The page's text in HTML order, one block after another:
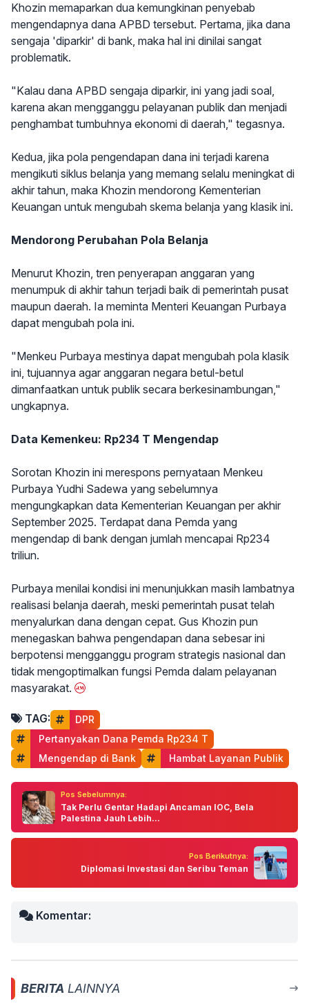
Khozin memaparkan dua kemungkinan penyebab
mengendapnya dana APBD tersebut. Pertama, jika dana
sengaja 'diparkir' di bank, maka hal ini dinilai sangat
problematik.
"Kalau dana APBD sengaja diparkir, ini yang jadi soal,
karena akan mengganggu pelayanan publik dan menjadi
penghambat tumbuhnya ekonomi di daerah," tegasnya.
Kedua, jika pola pengendapan dana ini terjadi karena
mengikuti siklus belanja yang memang selalu meningkat di
akhir tahun, maka Khozin mendorong Kementerian
Keuangan untuk mengubah skema belanja yang klasik ini.
Mendorong Perubahan Pola Belanja
Menurut Khozin, tren penyerapan anggaran yang
menumpuk di akhir tahun terjadi baik di pemerintah pusat
maupun daerah. Ia meminta Menteri Keuangan Purbaya
dapat mengubah pola ini.
"Menkeu Purbaya mestinya dapat mengubah pola klasik
ini, tujuannya agar anggaran negara betul-betul
dimanfaatkan untuk publik secara berkesinambungan,"
ungkapnya.
Data Kemenkeu: Rp234 T Mengendap
Sorotan Khozin ini merespons pernyataan Menkeu
Purbaya Yudhi Sadewa yang sebelumnya
mengungkapkan data Kementerian Keuangan per akhir
September 2025. Terdapat dana Pemda yang
mengendap di bank dengan jumlah mencapai Rp234
triliun.
Purbaya menilai kondisi ini menunjukkan masih lambatnya
realisasi belanja daerah, meski pemerintah pusat telah
menyalurkan dana dengan cepat. Gus Khozin pun
menegaskan bahwa pengendapan dana sebesar ini
berpotensi mengganggu program strategis nasional dan
tidak mengoptimalkan fungsi Pemda dalam pelayanan
masyarakat.
TAG:
DPR
Pertanyakan Dana Pemda Rp234 T
Mengendap di Bank
Hambat Layanan Publik
Pos Sebelumnya:
Tak Perlu Gentar Hadapi Ancaman IOC, Bela
Palestina Jauh Lebih...
Pos Berikutnya:
Diplomasi Investasi dan Seribu Teman
Komentar:
BERITA LAINNYA